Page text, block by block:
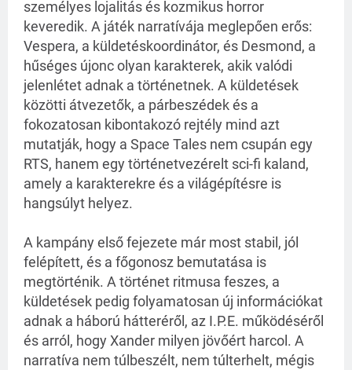
személyes lojalitás és kozmikus horror
keveredik. A játék narratívája meglepően erős:
Vespera, a küldetéskoordinátor, és Desmond, a
hűséges újonc olyan karakterek, akik valódi
jelenlétet adnak a történetnek. A küldetések
közötti átvezetők, a párbeszédek és a
fokozatosan kibontakozó rejtély mind azt
mutatják, hogy a Space Tales nem csupán egy
RTS, hanem egy történetvezérelt sci-fi kaland,
amely a karakterekre és a világépítésre is
hangsúlyt helyez.
A kampány első fejezete már most stabil, jól
felépített, és a főgonosz bemutatása is
megtörténik. A történet ritmusa feszes, a
küldetések pedig folyamatosan új információkat
adnak a háború hátteréről, az I.P.E. működéséről
és arról, hogy Xander milyen jövőért harcol. A
narratíva nem túlbeszélt, nem túlterhelt, mégis